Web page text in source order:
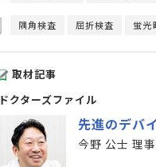
隅角検査 屈折検査 蛍光
取材記事
ドクターズファイル
先進のデバ
今野 公士 理